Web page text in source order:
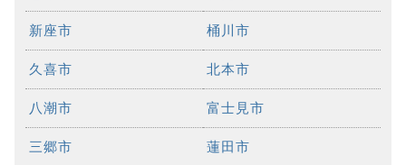
新座市 桶川市
久喜市 北本市
八潮市 富士見市
三郷市 蓮田市